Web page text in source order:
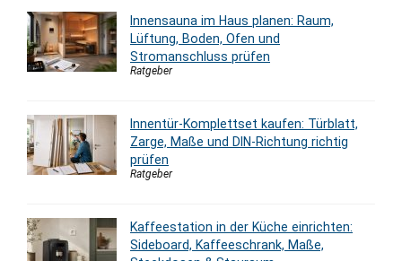
Innensauna im Haus planen: Raum,
Lüftung, Boden, Ofen und
Stromanschluss prüfen
Ratgeber
Innentür-Komplettset kaufen: Türblatt,
Zarge, Maße und DIN-Richtung richtig
prüfen
Ratgeber
Kaffeestation in der Küche einrichten:
Sideboard, Kaffeeschrank, Maße,